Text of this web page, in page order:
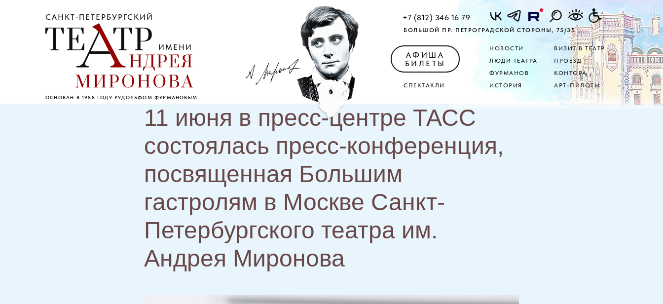
САНКТ-ПЕТЕРБУРГСКИЙ
ИМЕНИ
ОСНОВАН В 1988 ГОДУ РУДОЛЬФОМ ФУРМАНОВЫМ
+7 (812) 346 16 79
БОЛЬШОЙ ПР. ПЕТРОГРАДСКОЙ СТОРОНЫ, 75/35
АРТ-ПИЛОТЫ
КОНТОРА
ПРОЕЗД
ВИЗИТ В ТЕАТР
НОВОСТИ
ИСТОРИЯ
ФУРМАНОВ
ЛЮДИ ТЕАТРА
СПЕКТАКЛИ
АФИША
БИЛЕТЫ
11 июня в пресс-центре ТАСС
состоялась пресс-конференция,
посвященная Большим
гастролям в Москве Санкт-
Петербургского театра им.
Андрея Миронова